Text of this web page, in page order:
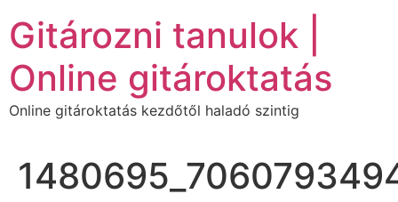
tartalomhoz
Gitározni tanulok |
Online gitároktatás
Online gitároktatás kezdőtől haladó szintig